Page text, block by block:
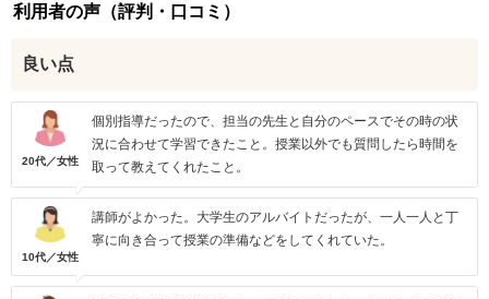
利用者の声（評判・口コミ）
良い点
20代／女性
個別指導だったので、担当の先生と自分のペースでその時の状
況に合わせて学習できたこと。授業以外でも質問したら時間を
取って教えてくれたこと。
10代／女性
講師がよかった。大学生のアルバイトだったが、一人一人と丁
寧に向き合って授業の準備などをしてくれていた。